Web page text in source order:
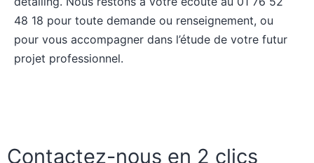
48 18 pour toute demande ou renseignement, ou
pour vous accompagner dans l’étude de votre futur
projet professionnel.
Contactez-nous en 2 clics